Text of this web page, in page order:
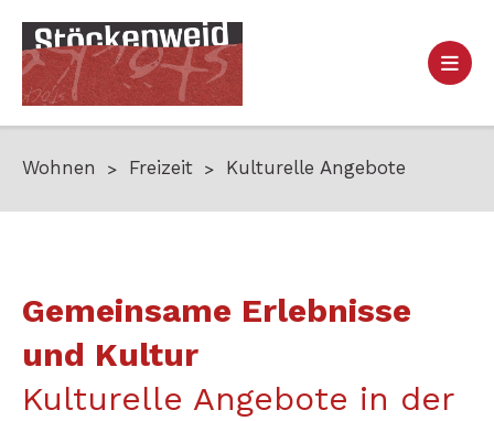
Wohnen Freizeit Kulturelle Angebote
Gemeinsame Erlebnisse
und Kultur
Kulturelle Angebote in der